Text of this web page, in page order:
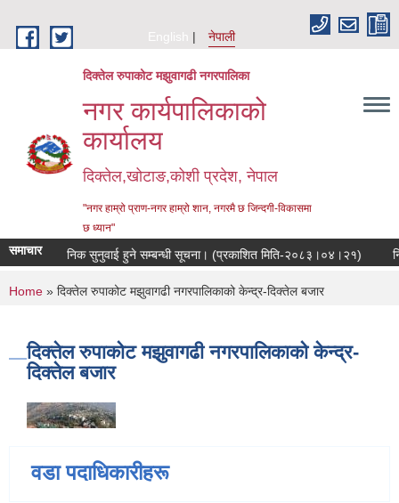
English
नेपाली
दिक्तेल रुपाकोट मझुवागढी नगरपालिका
नगर कार्यपालिकाको
कार्यालय
दिक्तेल,खोटाङ,कोशी प्रदेश, नेपाल
"नगर हाम्रो प्राण-नगर हाम्रो शान, नगरमै छ जिन्दगी-विकासमा
छ ध्यान"
समाचार
सार्वजनिक सुनुवाई हुने सम्बन्धी सूचना। (प्रकाशित मिति-२०८३।०४।२१)
You are here
Home » दिक्तेल रुपाकोट मझुवागढी नगरपालिकाको केन्द्र-दिक्तेल बजार
दिक्तेल रुपाकोट मझुवागढी नगरपालिकाको केन्द्र-
दिक्तेल बजार
वडा पदाधिकारीहरू